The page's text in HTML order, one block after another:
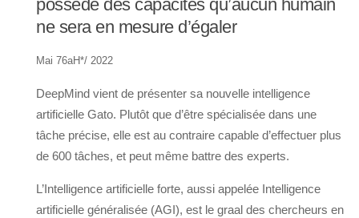
possède des capacités qu’aucun humain
ne sera en mesure d’égaler
Mai 76aH*/ 2022
DeepMind vient de présenter sa nouvelle intelligence
artificielle Gato. Plutôt que d’être spécialisée dans une
tâche précise, elle est au contraire capable d’effectuer plus
de 600 tâches, et peut même battre des experts.
L’Intelligence artificielle forte, aussi appelée Intelligence
artificielle généralisée (AGI), est le graal des chercheurs en